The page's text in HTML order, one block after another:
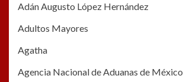
Adán Augusto López Hernández
Adultos Mayores
Agatha
Agencia Nacional de Aduanas de México